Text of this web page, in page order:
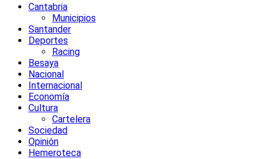
Cantabria
Municipios
Santander
Deportes
Racing
Besaya
Nacional
Internacional
Economía
Cultura
Cartelera
Sociedad
Opinión
Hemeroteca